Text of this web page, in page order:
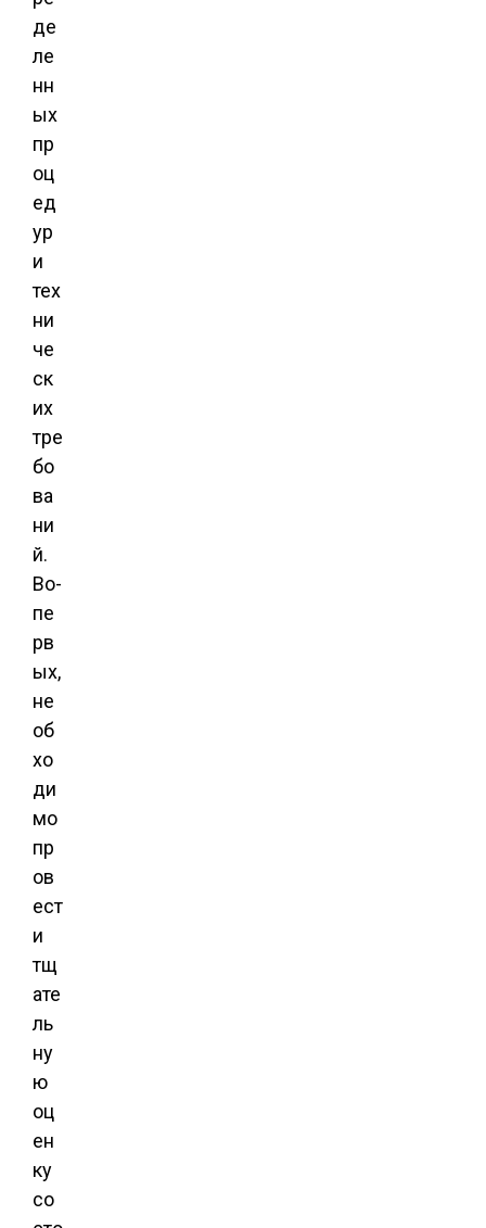
де
ле
нн
ых
пр
оц
ед
ур
и
тех
ни
че
ск
их
тре
бо
ва
ни
й.
Во-
пе
рв
ых,
не
об
хо
ди
мо
пр
ов
ест
и
тщ
ате
ль
ну
ю
оц
ен
ку
со